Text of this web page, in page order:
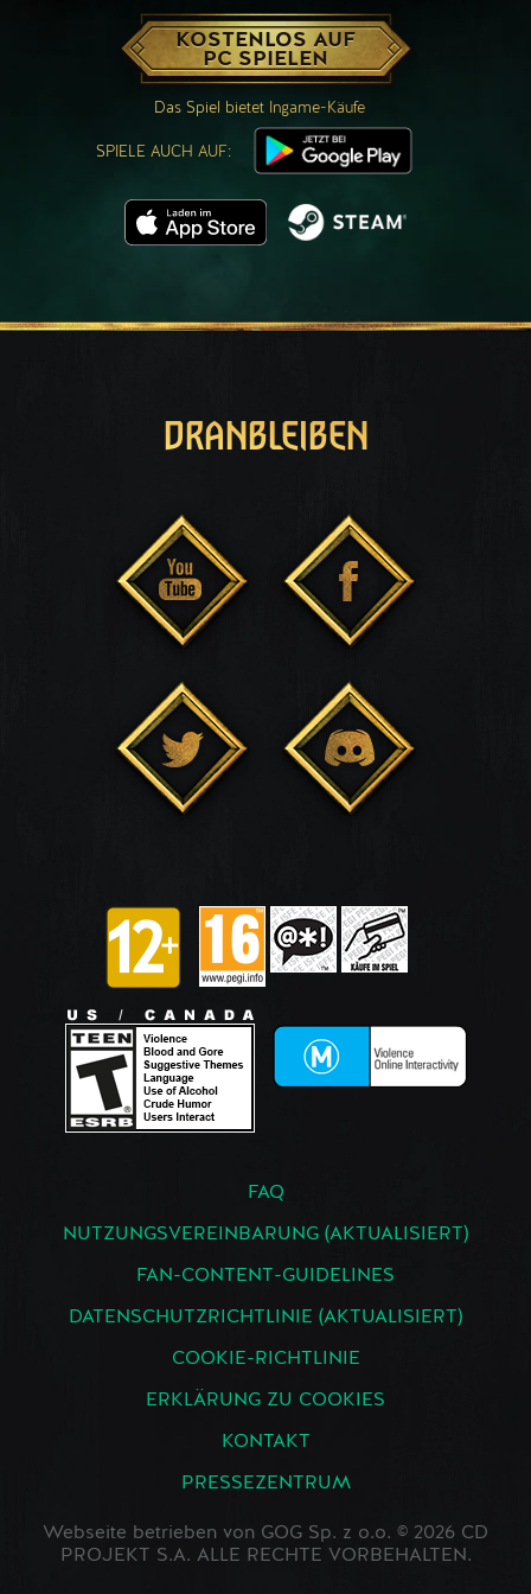
KOSTENLOS AUF
PC SPIELEN
Das Spiel bietet Ingame-Käufe
SPIELE AUCH AUF:
DRANBLEIBEN
FAQ
NUTZUNGSVEREINBARUNG (AKTUALISIERT)
FAN-CONTENT-GUIDELINES
DATENSCHUTZRICHTLINIE (AKTUALISIERT)
COOKIE-RICHTLINIE
ERKLÄRUNG ZU COOKIES
KONTAKT
PRESSEZENTRUM
Webseite betrieben von GOG Sp. z o.o. © 2026 CD
PROJEKT S.A. ALLE RECHTE VORBEHALTEN.